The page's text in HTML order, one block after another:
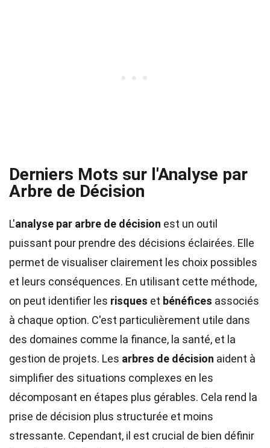
Derniers Mots sur l'Analyse par
Arbre de Décision
L'analyse par arbre de décision est un outil
puissant pour prendre des décisions éclairées. Elle
permet de visualiser clairement les choix possibles
et leurs conséquences. En utilisant cette méthode,
on peut identifier les risques et bénéfices associés
à chaque option. C'est particulièrement utile dans
des domaines comme la finance, la santé, et la
gestion de projets. Les arbres de décision aident à
simplifier des situations complexes en les
décomposant en étapes plus gérables. Cela rend la
prise de décision plus structurée et moins
stressante. Cependant, il est crucial de bien définir